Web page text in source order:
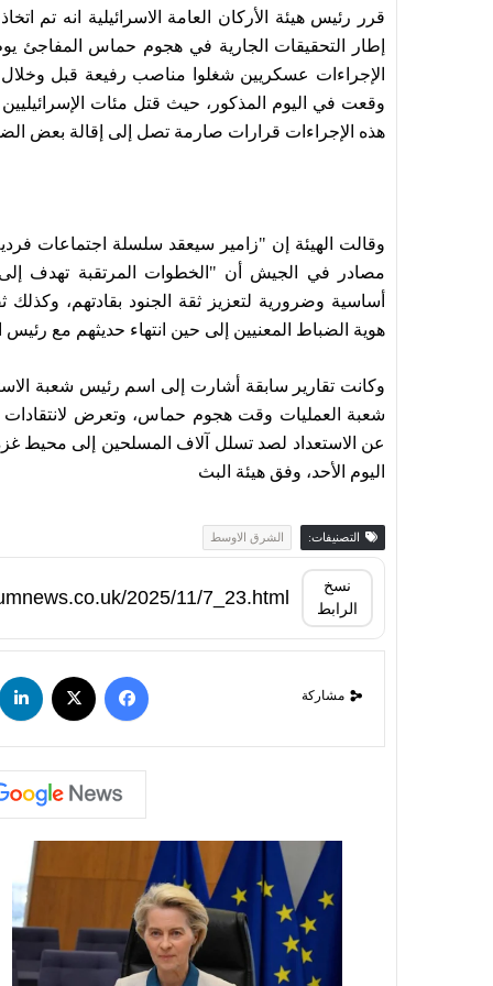
قرر رئيس هيئة الأركان العامة الاسرائيلية انه
هذه الإجراءات قرارات صارمة تصل إلى إقالة بعض
وقالت الهيئة إن "زامير سيعقد سلسلة اجتماعات
مصادر في الجيش أن "الخطوات المرتقبة تهدف
أساسية وضرورية لتعزيز ثقة الجنود بقادتهم،
هوية الضباط المعنيين إلى حين انتهاء حديثهم مع رئيس
وكانت تقارير سابقة أشارت إلى اسم رئيس شعبة
شعبة العمليات وقت هجوم حماس، وتعرض
عن الاستعداد لصد تسلل آلاف المسلحين إلى محيط
اليوم الأحد، وفق هيئة البث
التصنيفات: الشرق الاوسط
نسخ
الرابط
مشاركة